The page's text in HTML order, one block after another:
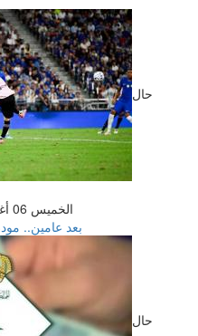
حال
الخميس 06 أغسطس 2026 04:39 صباحاً
بعد عامين..
حال